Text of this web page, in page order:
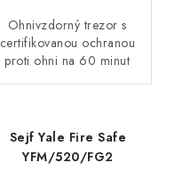
Ohnivzdorný trezor s
certifikovanou ochranou
proti ohni na 60 minut
Sejf Yale Fire Safe
YFM/520/FG2